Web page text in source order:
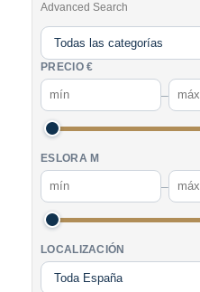
Advanced Search
PRECIO €
–
ESLORA M
–
LOCALIZACIÓN